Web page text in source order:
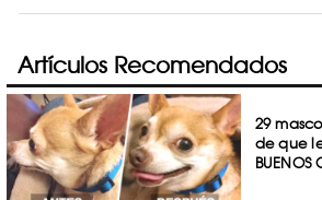
Artículos Recomendados
29
de que
BUENOS